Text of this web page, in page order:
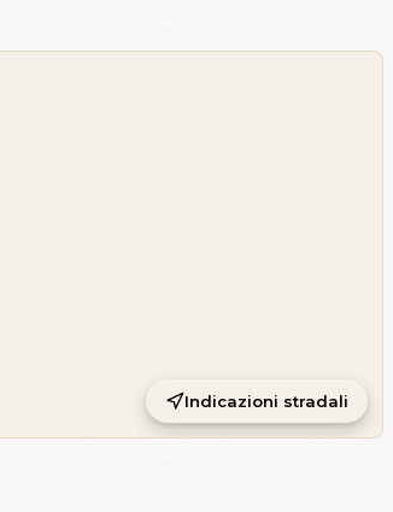
Indicazioni stradali